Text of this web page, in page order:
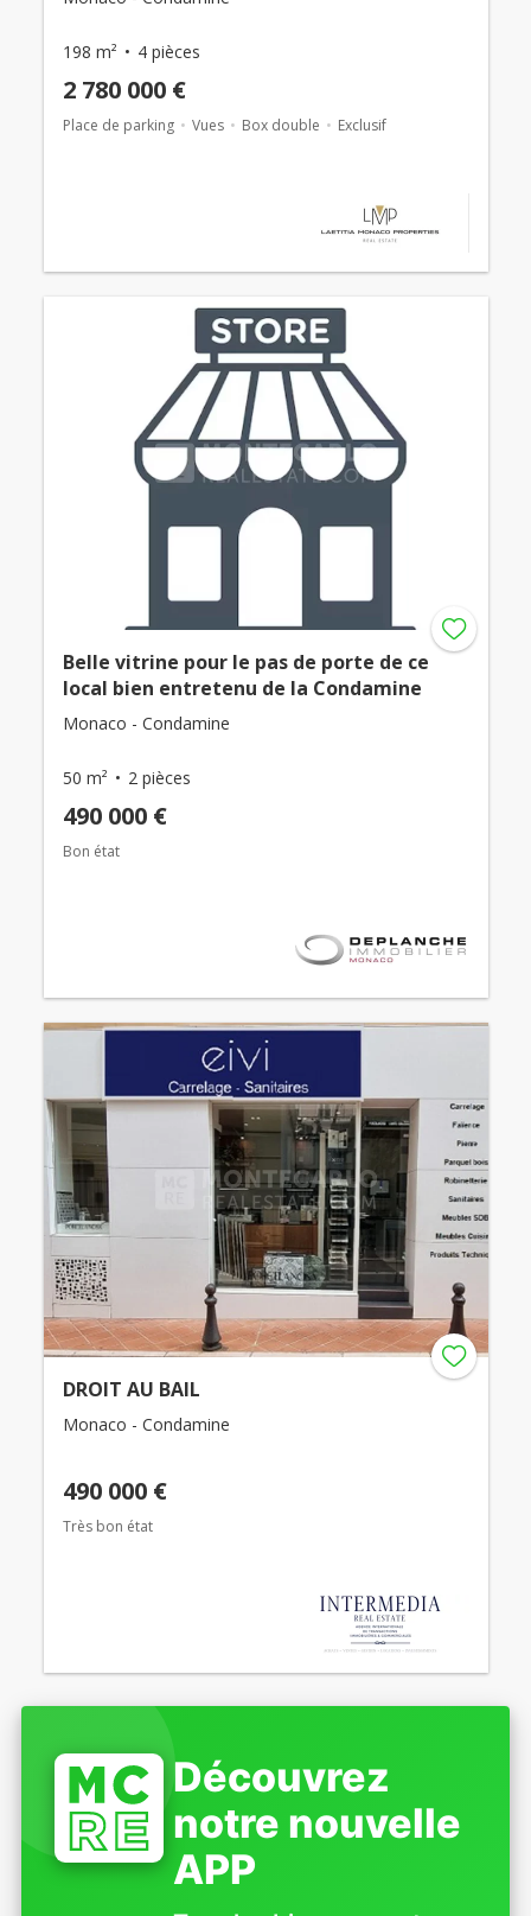
198 m² 4 pièces
2 780 000 €
Place de parking Vues Box double Exclusif
Belle vitrine pour le pas de porte de ce
local bien entretenu de la Condamine
Monaco - Condamine
50 m² 2 pièces
490 000 €
Bon état
DROIT AU BAIL
Monaco - Condamine
490 000 €
Très bon état
Découvrez
notre nouvelle
APP